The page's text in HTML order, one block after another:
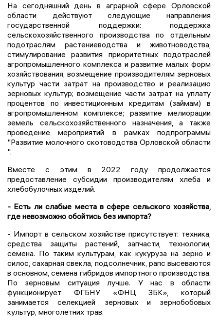
На сегодняшний день в аграрной сфере Орловской
области действуют следующие направления
государственной поддержки: поддержка
сельскохозяйственного производства по отдельным
подотраслям растениеводства и животноводства,
стимулирование развития приоритетных подотраслей
агропромышленного комплекса и развитие малых форм
хозяйствования, возмещение производителям зерновых
культур части затрат на производство и реализацию
зерновых культур; возмещение части затрат на уплату
процентов по инвестиционным кредитам (займам) в
агропромышленном комплексе; развитие мелиорации
земель сельскохозяйственного назначения, а также
проведение мероприятий в рамках подпрограммы
"Развитие молочного скотоводства Орловской области
".
Вместе с этим в 2022 году продолжается
предоставление субсидии производителям хлеба и
хлебобулочных изделий.
- Есть ли слабые места в сфере сельского хозяйства,
где невозможно обойтись без импорта?
- Импорт в сельском хозяйстве присутствует: техника,
средства защиты растений, запчасти, технологии,
семена. По таким культурам, как кукуруза на зерно и
силос, сахарная свекла, подсолнечник, рапс высеваются
в основном, семена гибридов импортного производства.
По зерновым ситуация лучше. У нас в области
функционирует ФГБНУ «ФНЦ ЗБК», который
занимается селекцией зерновых и зернобобовых
культур, многолетних трав.